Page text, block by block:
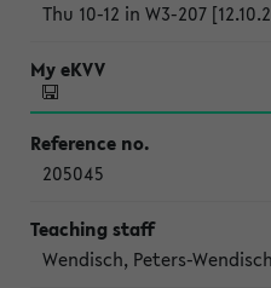
Thu 10-12 in W3-207
205045
Wendisch, Peters-Wendisch